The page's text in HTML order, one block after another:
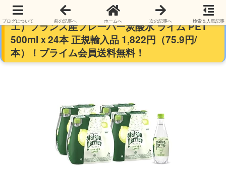
【南仏生まれ】Maison Perrier（メゾンペリ
エ）フランス産フレーバー炭酸水 ライム PET
500mlｘ24本 正規輸入品 1,822円（75.9円/
本）！プライム会員送料無料！
ブログについて 前の記事へ ホームへ 次の記事へ 検索＆人気記事